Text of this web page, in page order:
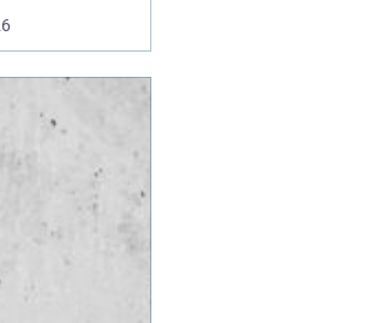
och hantverk. I
Göteborg,
att både
och träd ska
bos...